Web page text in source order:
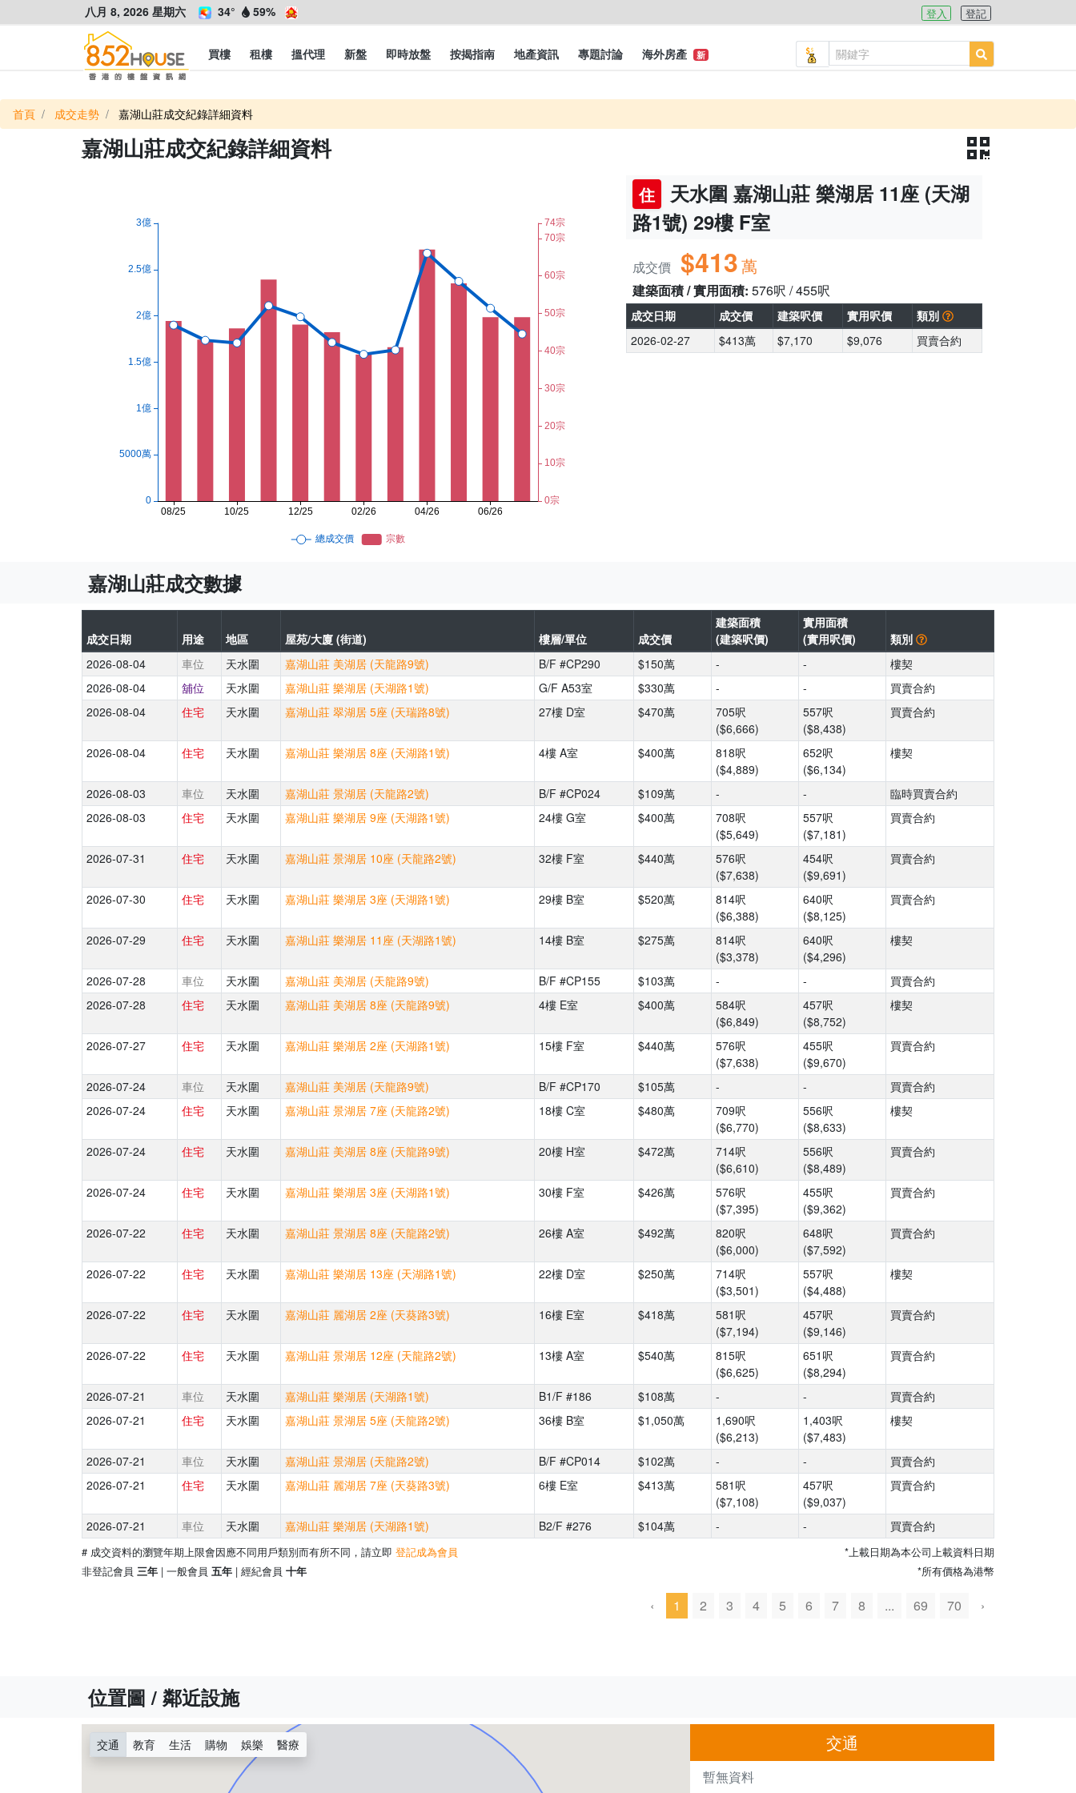
八月 8, 2026 星期六 34° 59% 登入 登記
買樓 租樓 搵代理 新盤 即時放盤 按揭指南 地產資訊 專題討論 海外房產 新
首頁 成交走勢 嘉湖山莊成交紀錄詳細資料
嘉湖山莊成交紀錄詳細資料
住
天水圍 嘉湖山莊 樂湖居 11座 (天湖
路1號) 29樓 F室
成交價 $413萬
建築面積 / 實用面積: 576呎 / 455呎
成交日期 成交價 建築呎價 實用呎價
類別
2026-02-27
$413萬 $7,170 $9,076 買賣合約
嘉湖山莊成交數據
成交日期 用途 地區 屋苑/大廈 (街道) 樓層/單位 成交價
建築面積
(建築呎價)
實用面積
(實用呎價)
類別
2026-08-04
車位 天水圍 嘉湖山莊 美湖居 (天龍路9號) B/F #CP290 $150萬 - -
樓契
2026-08-04
舖位 天水圍 嘉湖山莊 樂湖居 (天湖路1號) G/F A53室 $330萬 - -
買賣合約
2026-08-04
住宅 天水圍 嘉湖山莊 翠湖居 5座 (天瑞路8號) 27樓 D室 $470萬
705呎
($6,666)
557呎
($8,438)
買賣合約
2026-08-04 住宅 天水圍 嘉湖山莊 樂湖居 8座 (天湖路1號) 4樓 A室 $400萬
818呎
($4,889)
652呎
($6,134)
樓契
2026-08-03 車位 天水圍 嘉湖山莊 景湖居 (天龍路2號) B/F #CP024 $109萬 - -
臨時買賣合約
2026-08-03
住宅 天水圍 嘉湖山莊 樂湖居 9座 (天湖路1號) 24樓 G室 $400萬
708呎
($5,649)
557呎
($7,181)
買賣合約
2026-07-31 住宅 天水圍 嘉湖山莊 景湖居 10座 (天龍路2號) 32樓 F室 $440萬
576呎
($7,638)
454呎
($9,691)
買賣合約
2026-07-30 住宅 天水圍 嘉湖山莊 樂湖居 3座 (天湖路1號) 29樓 B室 $520萬
814呎
($6,388)
640呎
($8,125)
買賣合約
2026-07-29 住宅 天水圍 嘉湖山莊 樂湖居 11座 (天湖路1號) 14樓 B室 $275萬
814呎
($3,378)
640呎
($4,296)
樓契
2026-07-28 車位 天水圍 嘉湖山莊 美湖居 (天龍路9號) B/F #CP155 $103萬 - -
買賣合約
2026-07-28
住宅 天水圍 嘉湖山莊 美湖居 8座 (天龍路9號) 4樓 E室 $400萬
584呎
($6,849)
457呎
($8,752)
樓契
2026-07-27 住宅 天水圍 嘉湖山莊 樂湖居 2座 (天湖路1號) 15樓 F室 $440萬
576呎
($7,638)
455呎
($9,670)
買賣合約
2026-07-24 車位 天水圍 嘉湖山莊 美湖居 (天龍路9號) B/F #CP170 $105萬 - -
買賣合約
2026-07-24
住宅 天水圍 嘉湖山莊 景湖居 7座 (天龍路2號) 18樓 C室 $480萬
709呎
($6,770)
556呎
($8,633)
樓契
2026-07-24 住宅 天水圍 嘉湖山莊 美湖居 8座 (天龍路9號) 20樓 H室 $472萬
714呎
($6,610)
556呎
($8,489)
買賣合約
2026-07-24 住宅 天水圍 嘉湖山莊 樂湖居 3座 (天湖路1號) 30樓 F室 $426萬
576呎
($7,395)
455呎
($9,362)
買賣合約
2026-07-22 住宅 天水圍 嘉湖山莊 景湖居 8座 (天龍路2號) 26樓 A室 $492萬
820呎
($6,000)
648呎
($7,592)
買賣合約
2026-07-22 住宅 天水圍 嘉湖山莊 樂湖居 13座 (天湖路1號) 22樓 D室 $250萬
714呎
($3,501)
557呎
($4,488)
樓契
2026-07-22 住宅 天水圍 嘉湖山莊 麗湖居 2座 (天葵路3號) 16樓 E室 $418萬
581呎
($7,194)
457呎
($9,146)
買賣合約
2026-07-22 住宅 天水圍 嘉湖山莊 景湖居 12座 (天龍路2號) 13樓 A室 $540萬
815呎
($6,625)
651呎
($8,294)
買賣合約
2026-07-21 車位 天水圍 嘉湖山莊 樂湖居 (天湖路1號) B1/F #186 $108萬 - -
買賣合約
2026-07-21
住宅 天水圍 嘉湖山莊 景湖居 5座 (天龍路2號) 36樓 B室 $1,050萬
1,690呎
($6,213)
1,403呎
($7,483)
樓契
2026-07-21 車位 天水圍 嘉湖山莊 景湖居 (天龍路2號) B/F #CP014 $102萬 - -
買賣合約
2026-07-21
住宅 天水圍 嘉湖山莊 麗湖居 7座 (天葵路3號) 6樓 E室 $413萬
581呎
($7,108)
457呎
($9,037)
買賣合約
2026-07-21 車位 天水圍 嘉湖山莊 樂湖居 (天湖路1號) B2/F #276 $104萬 - - 買賣合約
# 成交資料的瀏覽年期上限會因應不同用戶類別而有所不同，請立即 登記成為會員
非登記會員 三年 | 一般會員 五年 | 經紀會員 十年
*上載日期為本公司上載資料日期
*所有價格為港幣
‹ 1 2 3 4 5 6 7 8 ... 69 70 ›
位置圖 / 鄰近設施
交通 教育 生活 購物 娛樂 醫療 交通
暫無資料